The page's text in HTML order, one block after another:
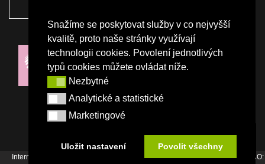
Snažíme se poskytovat služby v co nejvyšší
kvalitě, proto naše stránky využívají
technologii cookies. Povolení jednotlivých
typů cookies můžete ovládat níže.
NezbytnéNezbytné
Analytické a statistické
Analytické a statistické
Marketingové
Marketingové
Uložit nastavení Povolit všechny
NAŠI PARTNEŘI
Internetový magazín Žena v autě vydává vydavatelství Srdce Evropy s.r.o., IČO: